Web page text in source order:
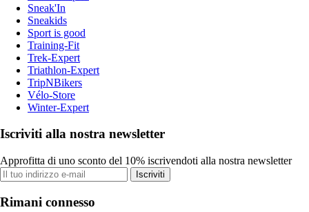
Sneak'In
Sneakids
Sport is good
Training-Fit
Trek-Expert
Triathlon-Expert
TripNBikers
Vélo-Store
Winter-Expert
Iscriviti alla nostra newsletter
Approfitta di uno sconto del 10% iscrivendoti alla nostra newsletter
Iscriviti
Rimani connesso